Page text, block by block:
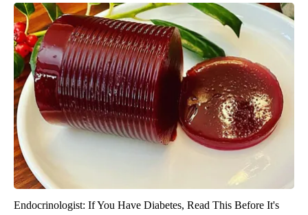
Endocrinologist: If You Have Diabetes, Read This Before It's